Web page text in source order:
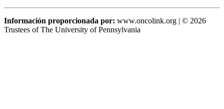
Información proporcionada por: www.oncolink.org | © 2026
Trustees of The University of Pennsylvania